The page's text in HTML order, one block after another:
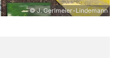
© J. Gerlmeier-Lindemann